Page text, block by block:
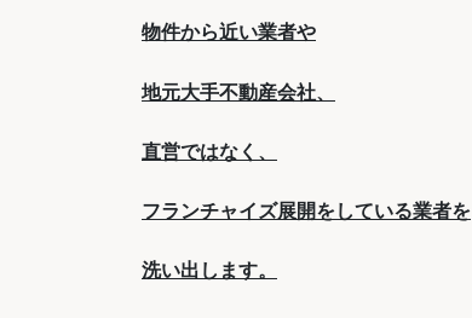
物件から近い業者や
地元大手不動産会社、
直営ではなく、
フランチャイズ展開をしている業者を
洗い出します。